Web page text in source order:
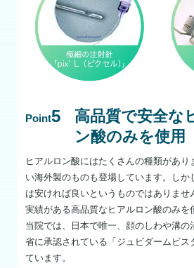
Point5
高品質で安全な
ン酸のみを使用
ヒアルロン酸にはたくさんの種類があり
い海外製のものも登場しています。しか
は安ければ良いというものではありませ
実績がある高品質なヒアルロン酸のみを
当院では、日本で唯一、顔のしわや溝の
省に承認されている「ジュビダームビス
ています。